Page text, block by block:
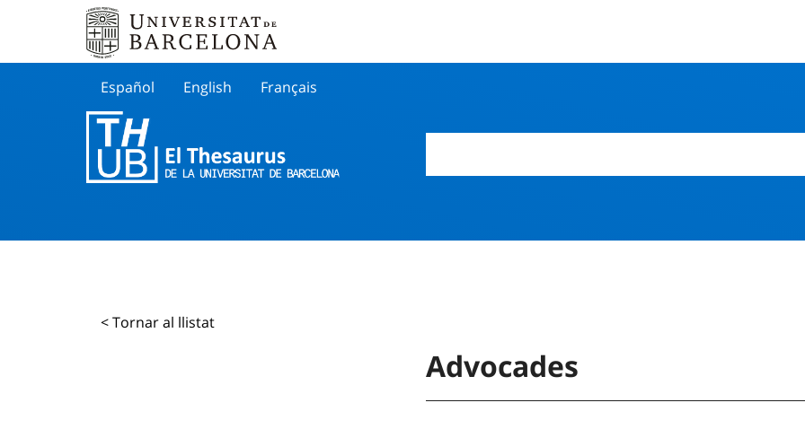
Español English Français
< Tornar al llistat
Advocades